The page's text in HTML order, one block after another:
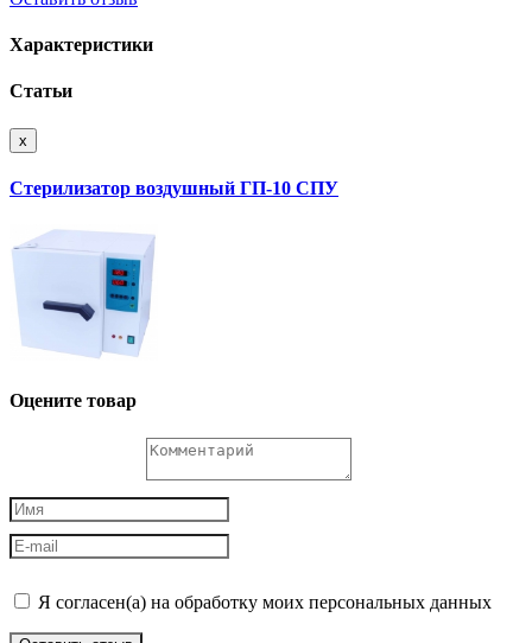
Характеристики
Статьи
x
Стерилизатор воздушный ГП-10 СПУ
Оцените товар
Я согласен(а) на обработку моих персональных данных